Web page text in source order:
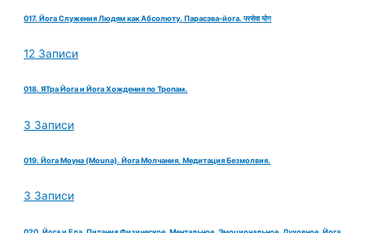
017. Йога Служения Людям как Абсолюту. Парасэва-йога. परसेवा योग
12 Записи
018. ЯТра Йога и Йога Хождения по Тропам.
3 Записи
019. Йога Моуна (Mouna). Йога Молчания. Медитация Безмолвия.
3 Записи